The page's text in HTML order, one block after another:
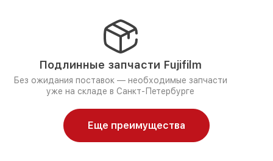
Подлинные запчасти Fujifilm
Без ожидания поставок — необходимые запчасти
уже на складе в Санкт-Петербурге
Еще преимущества